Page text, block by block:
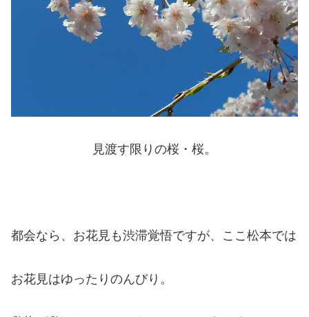
見渡す限りの桜・桜。
都会なら、お花見も渋滞覚悟ですが、ここ松本では
お花見はゆったりのんびり。